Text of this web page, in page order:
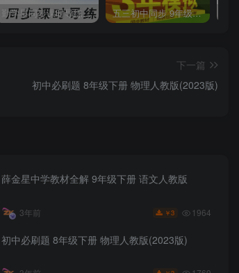
勤学早同步课时导练 数学人教版 7年级上册 五三初中同步 9年级上册 数学人教版(2023版)
下一篇
初中必刷题 8年级下册 物理人教版(2023版)
薛金星中学教材全解 9年级下册 语文人教版
3年前 ￥3 1964
初中必刷题 8年级下册 物理人教版(2023版)